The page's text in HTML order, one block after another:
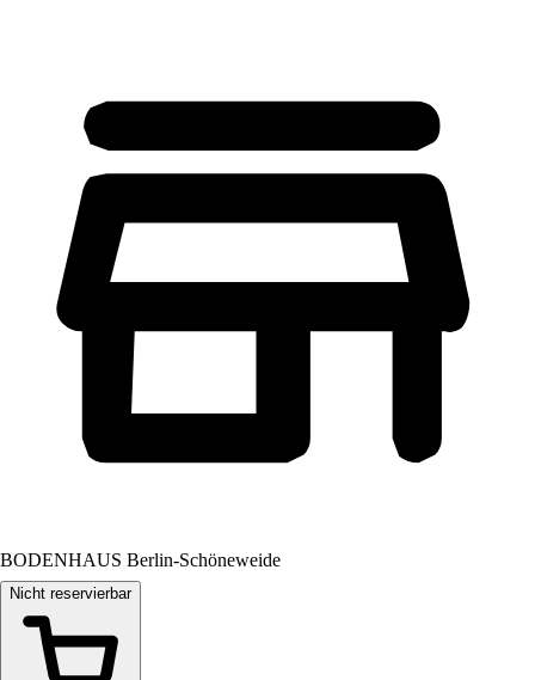
BODENHAUS Berlin-Schöneweide
Nicht reservierbar